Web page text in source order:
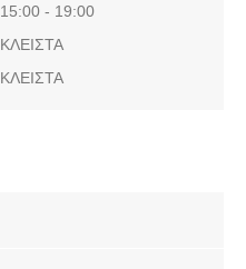
15:00 - 19:00
ΚΛΕΙΣΤΑ
ΚΛΕΙΣΤΑ